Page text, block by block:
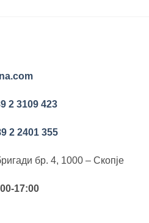
2 3109 423
2 2401 355
бр. 4, 1000 – Скопје
17:00